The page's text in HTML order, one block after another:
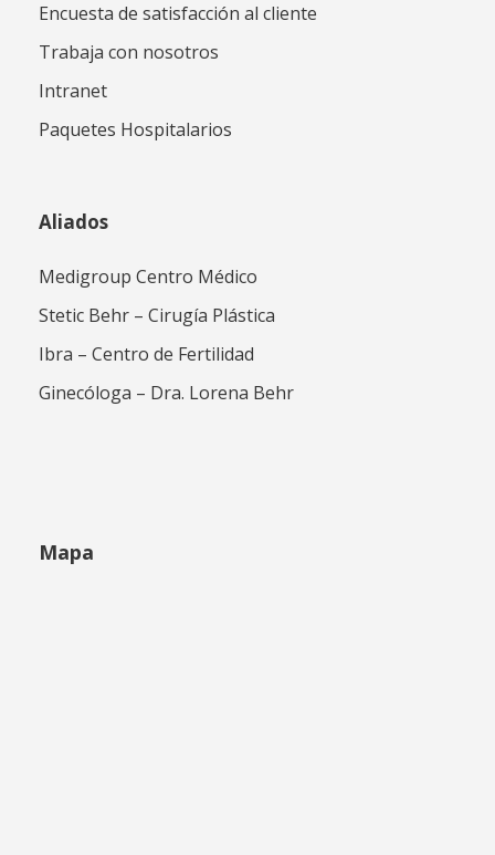
Encuesta de satisfacción al cliente
Trabaja con nosotros
Intranet
Paquetes Hospitalarios
Aliados
Medigroup Centro Médico
Stetic Behr – Cirugía Plástica
Ibra – Centro de Fertilidad
Ginecóloga – Dra. Lorena Behr
Mapa